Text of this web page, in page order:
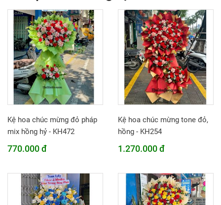
Kệ hoa chúc mừng đỏ pháp
mix hồng hỷ - KH472
770.000 đ
Kệ hoa chúc mừng tone đỏ,
hồng - KH254
1.270.000 đ